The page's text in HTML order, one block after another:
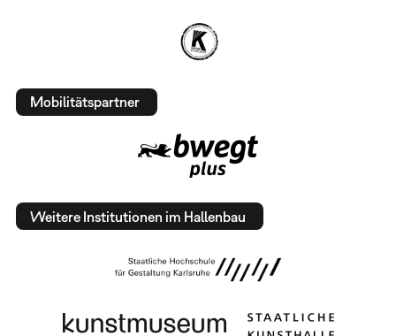
Mobilitätspartner
Weitere Institutionen im Hallenbau